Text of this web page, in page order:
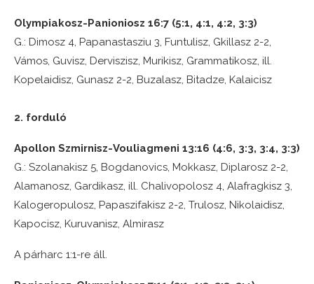
Olympiakosz-Panioniosz 16:7 (5:1, 4:1, 4:2, 3:3)
G.: Dimosz 4, Papanastasziu 3, Funtulisz, Gkillasz 2-2,
Vámos, Guvisz, Derviszisz, Murikisz, Grammatikosz, ill.
Kopelaidisz, Gunasz 2-2, Buzalasz, Bitadze, Kalaicisz
2. forduló
Apollon Szmirnisz-Vouliagmeni 13:16 (4:6, 3:3, 3:4, 3:3)
G.: Szolanakisz 5, Bogdanovics, Mokkasz, Diplarosz 2-2,
Alamanosz, Gardikasz, ill. Chalivopolosz 4, Alafragkisz 3,
Kalogeropulosz, Papaszifakisz 2-2, Trulosz, Nikolaidisz,
Kapocisz, Kuruvanisz, Almirasz
A párharc 1:1-re áll.